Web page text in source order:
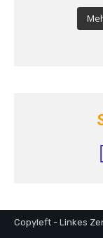
Copyleft - Linkes